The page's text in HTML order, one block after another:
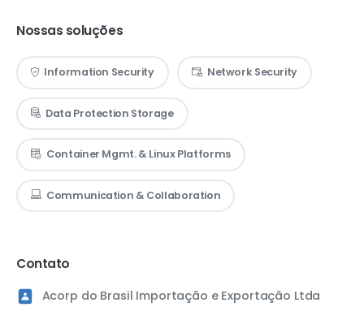
Nossas soluções
Information Security Network Security
Data Protection Storage
Container Mgmt. & Linux Platforms
Communication & Collaboration
Contato
Acorp do Brasil Importação e Exportação Ltda